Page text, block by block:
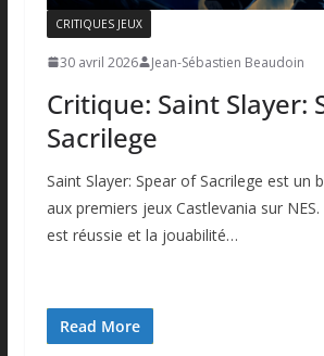
CRITIQUES JEUX
30 avril 2026 Jean-Sébastien Beaudoin
Critique: Saint Slayer:
Sacrilege
Saint Slayer: Spear of Sacrilege est un
aux premiers jeux Castlevania sur NES.
est réussie et la jouabilité…
Read More